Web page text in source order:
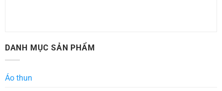
DANH MỤC SẢN PHẨM
Áo thun